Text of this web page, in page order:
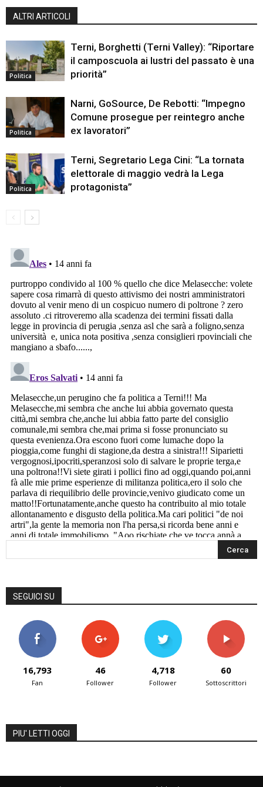
ALTRI ARTICOLI
Politica
Terni, Borghetti (Terni Valley): “Riportare
il camposcuola ai lustri del passato è una
priorità”
Politica
Narni, GoSource, De Rebotti: “Impegno
Comune prosegue per reintegro anche
ex lavoratori”
Politica
Terni, Segretario Lega Cini: “La tornata
elettorale di maggio vedrà la Lega
protagonista”
SEGUICI SU
16,793
Fan
46
Follower
4,718
Follower
60
Sottoscrittori
PIU' LETTI OGGI